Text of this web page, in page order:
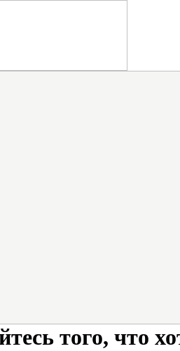
того, что